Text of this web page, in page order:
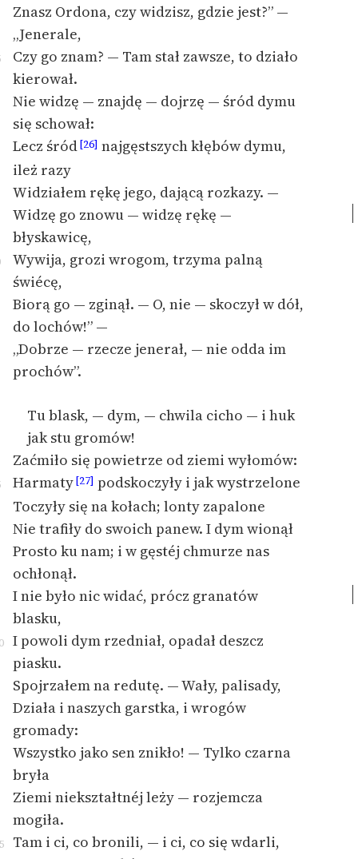
Znasz Ordona, czy widzisz, gdzie jest?” —
„Jenerale,
Czy go znam? — Tam stał zawsze, to działo
kierował.
Nie widzę — znajdę — dojrzę — śród dymu
się schował:
Lecz śród[26] najgęstszych kłębów dymu,
ileż razy
Widziałem rękę jego, dającą rozkazy. —
Widzę go znowu — widzę rękę —
błyskawicę,
Wywija, grozi wrogom, trzyma palną
świécę,
Biorą go — zginął. — O, nie — skoczył w dół,
do lochów!” —
„Dobrze — rzecze jenerał, — nie odda im
prochów”.
Tu blask, — dym, — chwila cicho — i huk
jak stu gromów!
Zaćmiło się powietrze od ziemi wyłomów:
Harmaty[27] podskoczyły i jak wystrzelone
Toczyły się na kołach; lonty zapalone
Nie trafiły do swoich panew. I dym wionął
Prosto ku nam; i w gęstéj chmurze nas
ochłonął.
I nie było nic widać, prócz granatów
blasku,
I powoli dym rzedniał, opadał deszcz
piasku.
Spojrzałem na redutę. — Wały, palisady,
Działa i naszych garstka, i wrogów
gromady:
Wszystko jako sen znikło! — Tylko czarna
bryła
Ziemi niekształtnéj leży — rozjemcza
mogiła.
Tam i ci, co bronili, — i ci, co się wdarli,